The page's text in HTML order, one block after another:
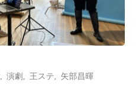
演劇 王ステ 矢部昌暉